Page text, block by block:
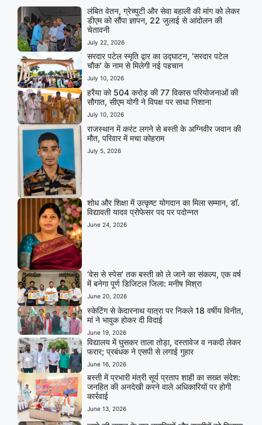
लंबित वेतन, ग्रेच्युटी और सेवा बहाली की मांग को लेकर
डीएम को सौंपा ज्ञापन, 22 जुलाई से आंदोलन की
चेतावनी
July 22, 2026
सरदार पटेल स्मृति द्वार का उद्घाटन, ‘सरदार पटेल
चौक’ के नाम से मिलेगी नई पहचान
July 10, 2026
हरैया को 504 करोड़ की 77 विकास परियोजनाओं की
सौगात, सीएम योगी ने विपक्ष पर साधा निशाना
July 10, 2026
राजस्थान में करंट लगने से बस्ती के अग्निवीर जवान की
मौत, परिवार में मचा कोहराम
July 5, 2026
शोध और शिक्षा में उत्कृष्ट योगदान का मिला सम्मान, डॉ.
विद्यावती यादव प्रोफेसर पद पर पदोन्नत
June 24, 2026
‘वेस से स्पेस’ तक बस्ती को ले जाने का संकल्प, एक वर्ष
में बनेगा पूर्ण डिजिटल जिला: मनीष मिश्रा
June 20, 2026
स्केटिंग से केदारनाथ यात्रा पर निकले 18 वर्षीय विनीत,
मां ने भावुक होकर दी विदाई
June 19, 2026
विद्यालय में घुसकर ताला तोड़ा, दस्तावेज व नकदी लेकर
फरार; प्रबंधक ने एसपी से लगाई गुहार
June 16, 2026
बस्ती में प्रभारी मंत्री सूर्य प्रताप शाही का सख्त संदेश:
जनहित की अनदेखी करने वाले अधिकारियों पर होगी
कार्रवाई
June 13, 2026